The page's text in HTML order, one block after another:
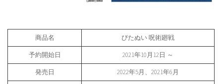
商品名 ぴたぬい 呪術廻戦
予約開始日 2021年10月12日 ～
発売日 2022年5月、2021年6月